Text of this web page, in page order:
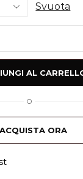
Svuota
AL
O
ACQUISTA ORA